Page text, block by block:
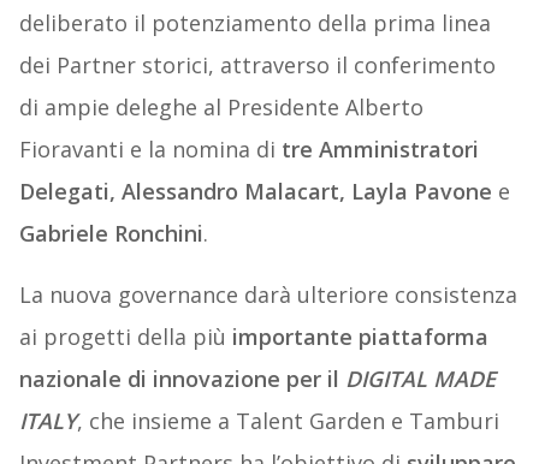
deliberato il potenziamento della prima linea
dei Partner storici, attraverso il conferimento
di ampie deleghe al Presidente Alberto
Fioravanti e la nomina di tre Amministratori
Delegati, Alessandro Malacart, Layla Pavone e
Gabriele Ronchini.
La nuova governance darà ulteriore consistenza
ai progetti della più importante piattaforma
nazionale di innovazione per il DIGITAL MADE
ITALY, che insieme a Talent Garden e Tamburi